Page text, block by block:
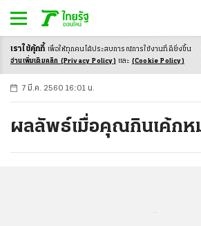
-ก ก ก+
7 มี.ค. 2560 16:01 น.
ผลลัพธ์เมื่อคุณกินเค้กห
เราใช้คุ้กกี้ เพื่อให้ทุกคนได้ประสบการณ์การใช้งานที่ดียิ่งขึ้น
อ่านเพิ่มเติมคลิก (Privacy Policy) และ (Cookie Policy)